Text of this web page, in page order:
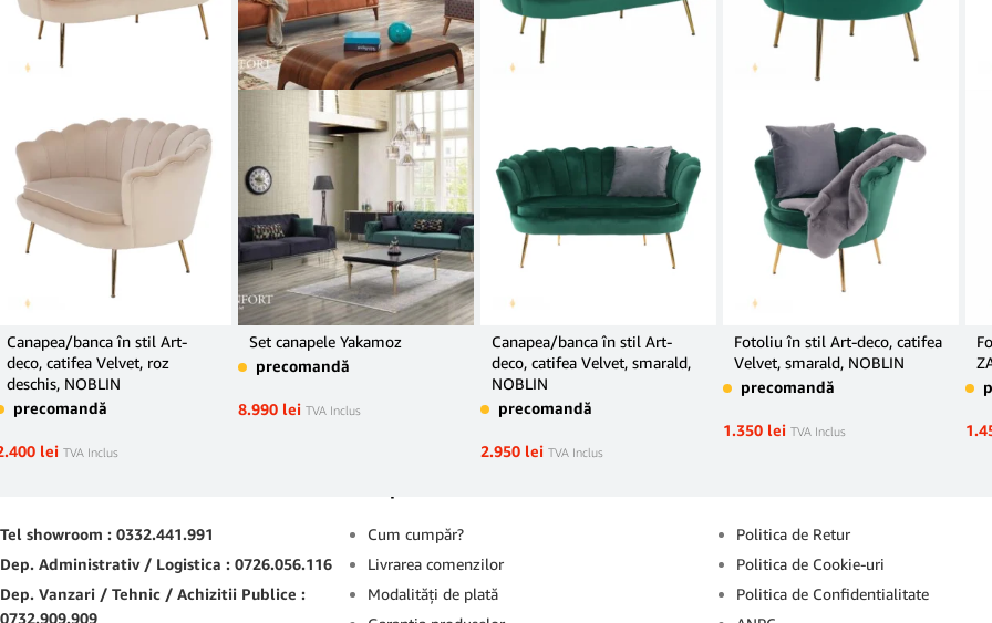
Canapea/banca în stil Art-
deco, catifea Velvet, roz
deschis, NOBLIN
precomandă
lei TVA Inclus
Set canapele Yakamoz
precomandă
8.990 lei TVA Inclus
Canapea/banca în stil Art-
deco, catifea Velvet, smarald,
NOBLIN
precomandă
2.950 lei TVA Inclus
Fotoliu în stil Art-deco, catifea
Velvet, smarald, NOBLIN
precomandă
1.350 lei TVA Inclus
Tel showroom : 0332.441.991
Dep. Administrativ / Logistica : 0726.056.116
Dep. Vanzari / Tehnic / Achizitii Publice :
0732.909.909
Cum cumpăr?
Livrarea comenzilor
Modalităţi de plată
Politica de Retur
Politica de Cookie-uri
Politica de Confidentialitate